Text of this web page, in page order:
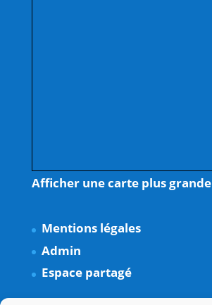
Afficher une carte plus grande
Mentions légales
Admin
Espace partagé